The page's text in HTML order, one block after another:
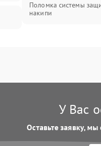
Поломка системы
накипи
отключения
Неисправность
У Вас
Оставьте заявку,